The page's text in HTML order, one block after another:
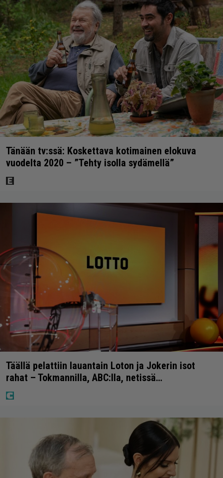
Tänään tv:ssä: Koskettava kotimainen elokuva
vuodelta 2020 – ”Tehty isolla sydämellä”
Täällä pelattiin lauantain Loton ja Jokerin isot
rahat – Tokmannilla, ABC:lla, netissä…